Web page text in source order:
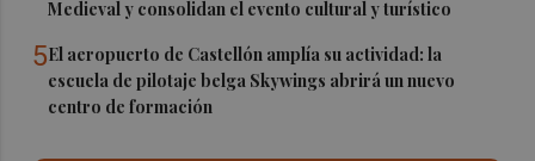
Medieval y consolidan el evento cultural y turístico
5El aeropuerto de Castellón amplía su actividad: la
escuela de pilotaje belga Skywings abrirá un nuevo
centro de formación